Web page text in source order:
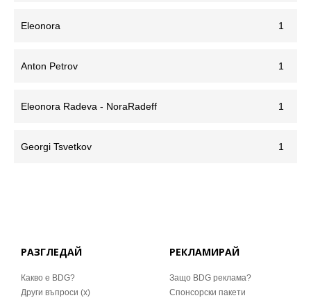
Eleonora 1
Anton Petrov 1
Eleonora Radeva - NoraRadeff 1
Georgi Tsvetkov 1
РАЗГЛЕДАЙ
Какво е BDG?
Други въпроси (x)
РЕКЛАМИРАЙ
Защо BDG реклама?
Спонсорски пакети